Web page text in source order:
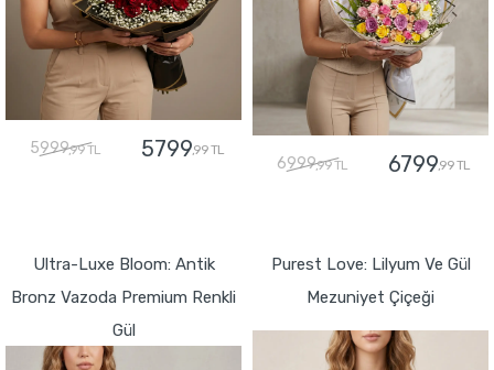
5999,99 TL 5799,99 TL
6999,99 TL 6799,99 TL
Ultra-Luxe Bloom: Antik
Bronz Vazoda Premium Renkli
Gül
Purest Love: Lilyum Ve Gül
Mezuniyet Çiçeği